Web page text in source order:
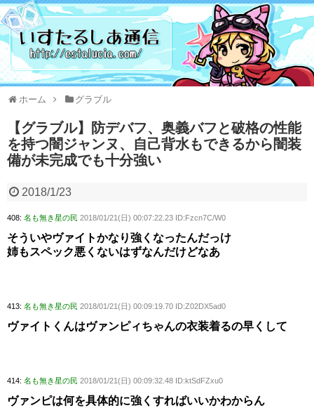
ホーム グラブル
【グラブル】防デバフ、奥義バフと破格の性能
を持つ闇ジャンヌ、自己背水もできるから闇装
備が未完成でも十分強い
2018/1/23
408: 名も無き星の民 2018/01/21(日) 00:07:22.23 ID:Fzcn7C/W0
そういやヴァイトかなり強くなったんだっけ
姉もスペック悪くないはずなんだけどなあ
413: 名も無き星の民 2018/01/21(日) 00:09:19.70 ID:Z02DX5ad0
ヴァイトくんはヴァンピィちゃんの衣装着るの早くして
414: 名も無き星の民 2018/01/21(日) 00:09:32.48 ID:ktSdFZxu0
ヴァンピは何を具体的に強くすればいいかわからん